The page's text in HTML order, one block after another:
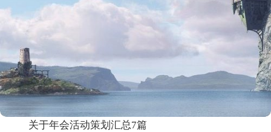
关于年会活动策划汇总7篇